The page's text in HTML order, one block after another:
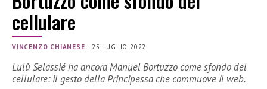
cellulare
VINCENZO CHIANESE |25 LUGLIO 2022
Lulù Selassié ha ancora Manuel Bortuzzo come sfondo del
cellulare: il gesto della Principessa che commuove il web.